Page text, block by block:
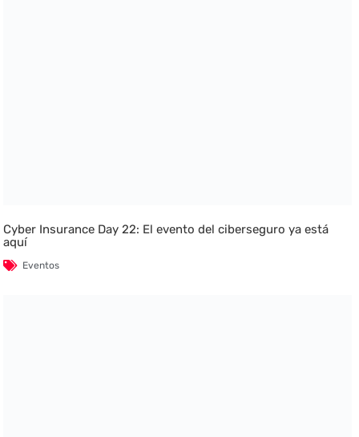
Cyber Insurance Day 22: El evento del ciberseguro ya está
aquí
Eventos